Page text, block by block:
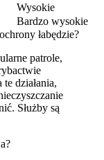
Wysokie
Bardzo wysokie
łabędzie?
patrole,
działania,
Służby są